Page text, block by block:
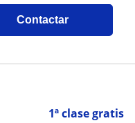
Contactar
1ª clase gratis